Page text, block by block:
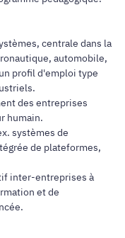
centrale dans la
automobile,
profil d'emploi type
des entreprises
humain.
systèmes de
de plateformes,
inter-entreprises à
et de